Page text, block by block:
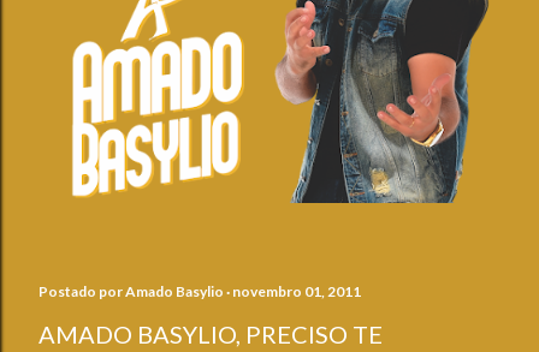
Postado porAmado Basylio novembro 01, 2011
AMADO BASYLIO, PRECISO TE